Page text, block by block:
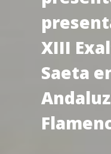
XIII
Saeta